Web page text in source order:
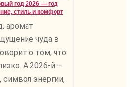
год 2026 — год
стиль и комфорт
аромат
чуда в
о том, что
А 2026-й —
энергии,